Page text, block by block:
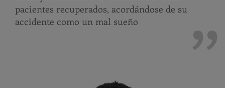
pacientes recuperados, acordándose de su
accidente como un mal sueño